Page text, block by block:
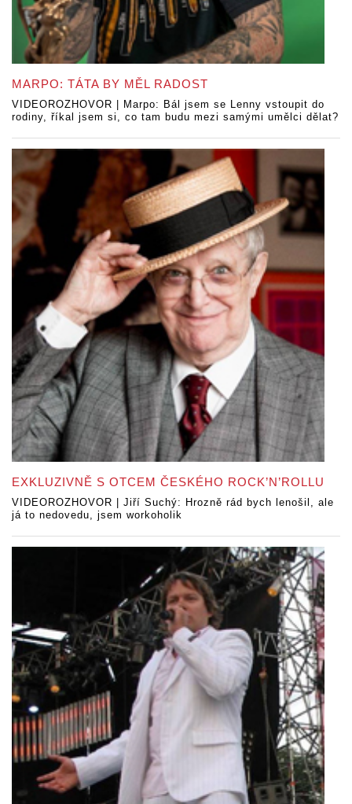
MARPO: TÁTA BY MĚL RADOST
VIDEOROZHOVOR | Marpo: Bál jsem se Lenny vstoupit do
rodiny, říkal jsem si, co tam budu mezi samými umělci dělat?
EXKLUZIVNĚ S OTCEM ČESKÉHO ROCK’N’ROLLU
VIDEOROZHOVOR | Jiří Suchý: Hrozně rád bych lenošil, ale
já to nedovedu, jsem workoholik